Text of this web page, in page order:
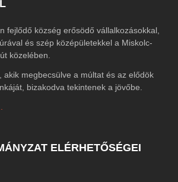
fejlődő község erősödő vállalkozásokkal,
és szép középületekkel a Miskolc-
közelében.
akik megbecsülve a múltat és az elődök
bizakodva tekintenek a jövőbe.
ELÉRHETŐSÉGEI